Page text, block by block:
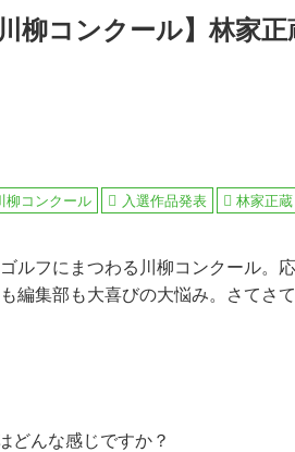
柳コンクール】林家
柳コンクール 入選作品発表 林家正蔵
ルフにまつわる川柳コンクール。
編集部も大喜びの大悩み。さてさ
どんな感じですか？